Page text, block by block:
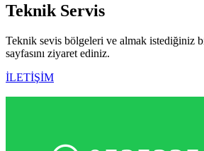
Teknik Servis
Teknik sevis bölgeleri ve almak istediğiniz
sayfasını ziyaret ediniz.
İLETİŞİM